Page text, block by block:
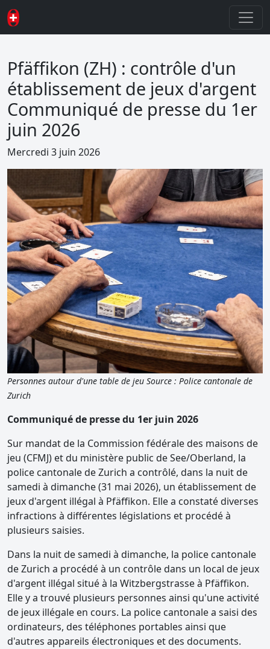
Pfäffikon (ZH) : contrôle d'un
établissement de jeux d'argent
Communiqué de presse du 1er
juin 2026
Mercredi 3 juin 2026
Personnes autour d'une table de jeu Source : Police cantonale de
Zurich
Communiqué de presse du 1er juin 2026
Sur mandat de la Commission fédérale des maisons de
jeu (CFMJ) et du ministère public de See/Oberland, la
police cantonale de Zurich a contrôlé, dans la nuit de
samedi à dimanche (31 mai 2026), un établissement de
jeux d'argent illégal à Pfäffikon. Elle a constaté diverses
infractions à différentes législations et procédé à
plusieurs saisies.
Dans la nuit de samedi à dimanche, la police cantonale
de Zurich a procédé à un contrôle dans un local de jeux
d'argent illégal situé à la Witzbergstrasse à Pfäffikon.
Elle y a trouvé plusieurs personnes ainsi qu'une activité
de jeux illégale en cours. La police cantonale a saisi des
ordinateurs, des téléphones portables ainsi que
d'autres appareils électroniques et des documents.